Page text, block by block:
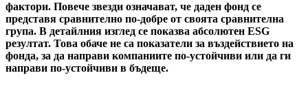
фактори. Повече звезди означават, че даден фонд се
представя сравнително по-добре от своята сравнителна
група. В детайлния изглед се показва абсолютен ESG
резултат. Това обаче не са показатели за въздействието на
фонда, за да направи компаниите по-устойчиви или да ги
направи по-устойчиви в бъдеще.